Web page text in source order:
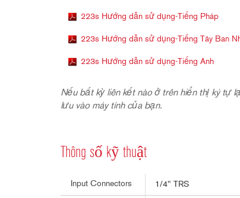
223s Hướng dẫn sử dụng-Tiếng Pháp
223s Hướng dẫn sử dụng-Tiếng Tây Ban
223s Hướng dẫn sử dụng-Tiếng Anh
Nếu bất kỳ liên kết nào ở trên hiển thị ký tự
lưu vào máy tính của bạn.
Thông số kỹ thuật
Input Connectors 1/4" TRS